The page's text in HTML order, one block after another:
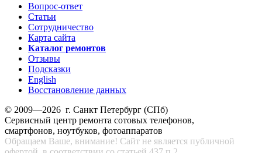
Вопрос-ответ
Статьи
Сотрудничество
Карта сайта
Каталог ремонтов
Отзывы
Подсказки
English
Восстановление данных
© 2009—2026 г. Санкт Петербург (СПб)
Сервисный центр ремонта сотовых телефонов,
смартфонов, ноутбуков, фотоаппаратов
Обращаем Ваше, внимание! Сайт не является публичной